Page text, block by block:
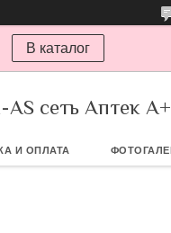
В каталог
сеть Аптек А+
И ОПЛАТА